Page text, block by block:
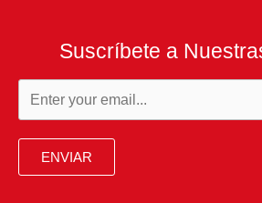
Suscríbete a
ENVIAR